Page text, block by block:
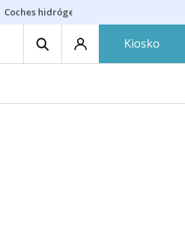
Coches hidrógeno
Kiosko